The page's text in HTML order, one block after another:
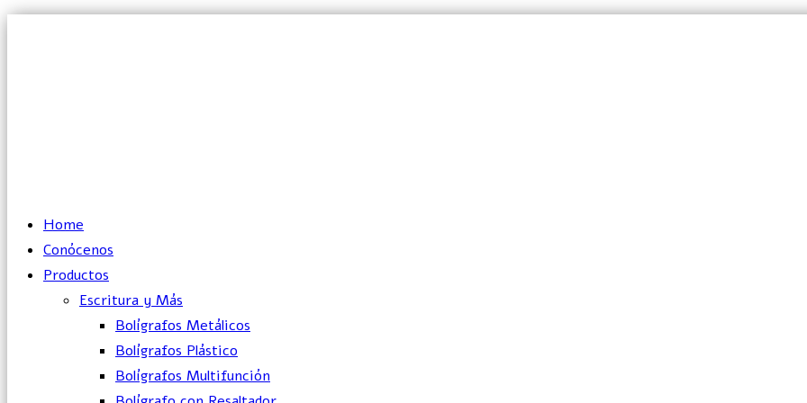
Home
Conócenos
Productos
Escritura y Más
Bolígrafos Metálicos
Bolígrafos Plástico
Bolígrafos Multifunción